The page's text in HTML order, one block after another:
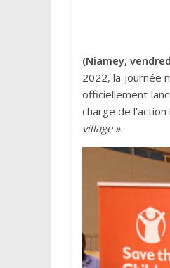
(Niamey,
2022, la journée
officiellement
charge de
village ».